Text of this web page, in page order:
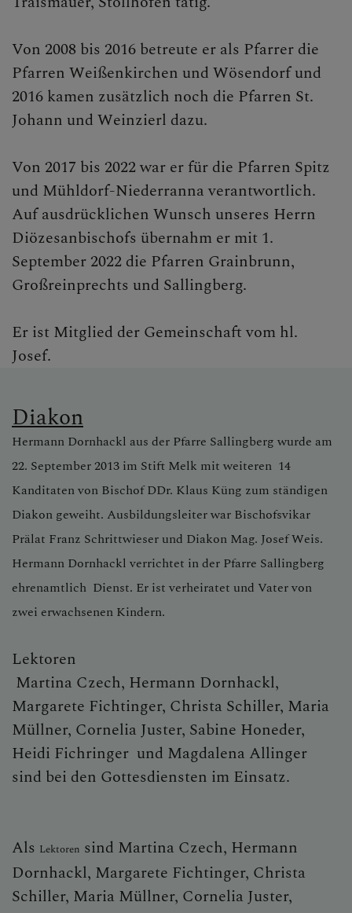
Von 2008 bis 2016 betreute er als Pfarrer die
Pfarren Weißenkirchen und Wösendorf und
2016 kamen zusätzlich noch die Pfarren St.
Johann und Weinzierl dazu.
Von 2017 bis 2022 war er für die Pfarren Spitz
und Mühldorf-Niederranna verantwortlich.
Auf ausdrücklichen Wunsch unseres Herrn
Diözesanbischofs übernahm er mit 1.
September 2022 die Pfarren Grainbrunn,
Großreinprechts und Sallingberg.
Er ist Mitglied der Gemeinschaft vom hl.
Josef.
Diakon
Hermann Dornhackl aus der Pfarre Sallingberg wurde am
22. September 2013 im Stift Melk mit weiteren 14
Kanditaten von Bischof DDr. Klaus Küng zum ständigen
Diakon geweiht. Ausbildungsleiter war Bischofsvikar
Prälat Franz Schrittwieser und Diakon Mag. Josef Weis.
Hermann Dornhackl verrichtet in der Pfarre Sallingberg
ehrenamtlich Dienst. Er ist verheiratet und Vater von
zwei erwachsenen Kindern.
Lektoren
Martina Czech, Hermann Dornhackl,
Margarete Fichtinger, Christa Schiller, Maria
Müllner, Cornelia Juster, Sabine Honeder,
Heidi Fichringer und Magdalena Allinger
sind bei den Gottesdiensten im Einsatz.
Als Lektoren sind Martina Czech, Hermann
Dornhackl, Margarete Fichtinger, Christa
Schiller, Maria Müllner, Cornelia Juster,